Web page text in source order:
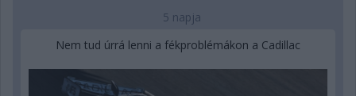
5 napja
Nem tud úrrá lenni a fékproblémákon a Cadillac